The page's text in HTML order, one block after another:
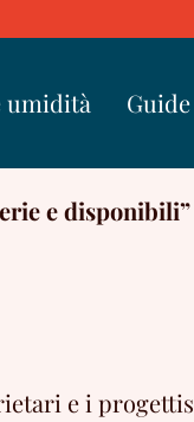
umidità
e disponibili”
e i